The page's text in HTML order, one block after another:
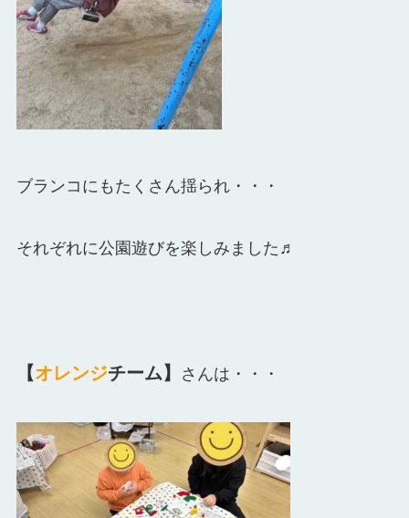
ブランコにもたくさん揺られ・・・
それぞれに公園遊びを楽しみました♬
【オレンジチーム】 さんは・・・